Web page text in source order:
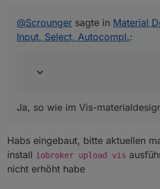
Edit: verschoben, da Frage
@Scrounger sagte in Material
Input, Select, Autocompl.:
Ja, so wie im Vis-
Habs eingebaut, bitte aktuellen
install iobroker upload vis
nicht erhöht habe